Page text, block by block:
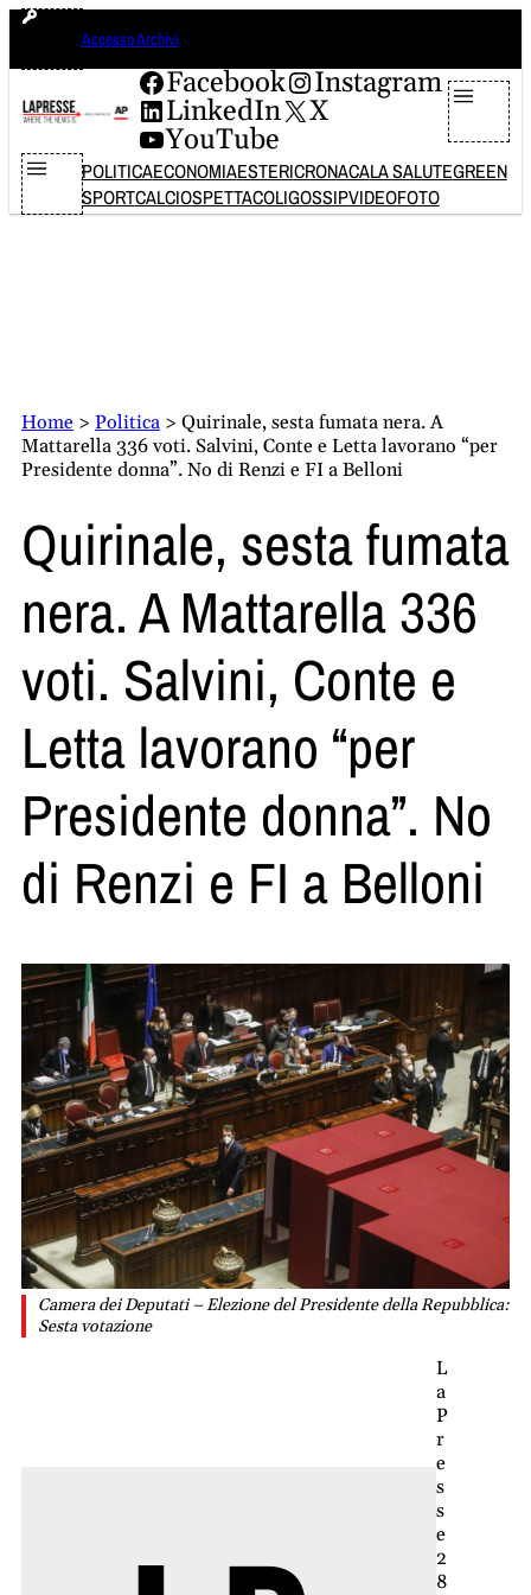
Vai
contenuto
Accesso Archivi
Facebook
Instagram
LinkedIn
X
YouTube
POLITICAECONOMIAESTERICRONACALA SALUTEGREEN
SPORTCALCIOSPETTACOLIGOSSIPVIDEOFOTO
Home > Politica > Quirinale, sesta fumata nera. A
Mattarella 336 voti. Salvini, Conte e Letta lavorano “per
Presidente donna”. No di Renzi e FI a Belloni
Quirinale, sesta fumata
nera. A Mattarella 336
voti. Salvini, Conte e
Letta lavorano “per
Presidente donna”. No
di Renzi e FI a Belloni
Camera dei Deputati – Elezione del Presidente della Repubblica:
Sesta votazione
L
a
P
r
e
s
s
e
2
8